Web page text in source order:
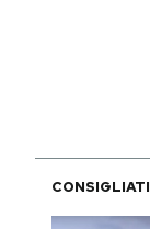
CONSIGLIATI